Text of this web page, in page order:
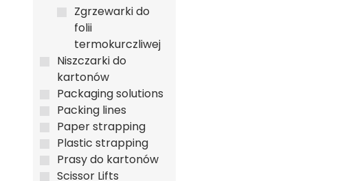
Zgrzewarki do
folii
termokurczliwej
Niszczarki do
kartonów
Packaging solutions
Packing lines
Paper strapping
Plastic strapping
Prasy do kartonów
Scissor Lifts